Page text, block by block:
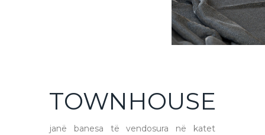
TOWNHOUSE
janë banesa të vendosura në katet